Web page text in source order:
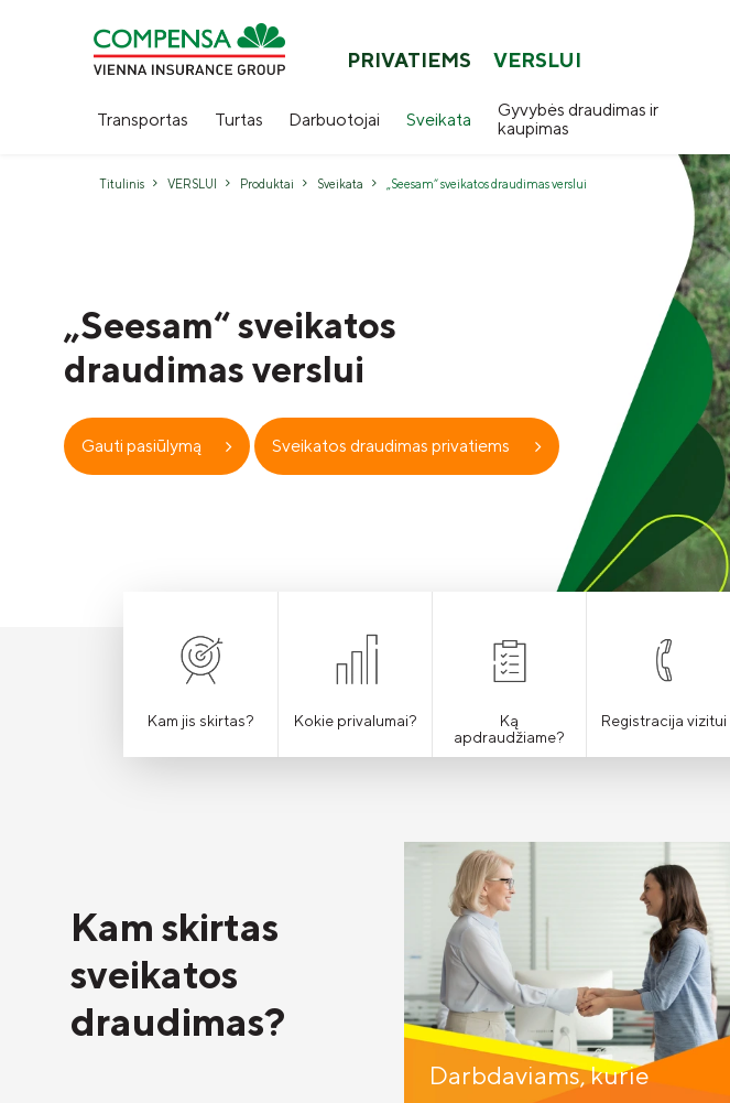
PRIVATIEMS VERSLUI
Transportas Turtas Darbuotojai Sveikata
Gyvybės draudimas ir
kaupimas
Titulinis VERSLUI Produktai Sveikata „Seesam“ sveikatos draudimas verslui
„Seesam“ sveikatos
draudimas verslui
Gauti pasiūlymą Sveikatos draudimas privatiems
Kam jis skirtas? Kokie privalumai?
Ką
apdraudžiame?
Registracija vizitui
Kam skirtas
sveikatos
draudimas?
Darbdaviams, kurie